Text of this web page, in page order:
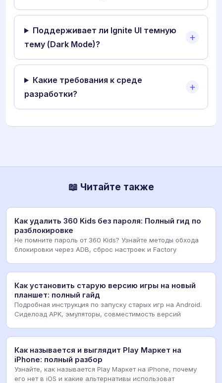
Поддерживает ли Ignite UI темную
тему (Dark Mode)?
Какие требования к среде
разработки?
📖 Читайте также
Как удалить 360 Kids без пароля: Полный гид по
разблокировке
Не помните пароль от 360 Kids? Узнайте методы обхода
блокировки через ADB, сброс настроек и Factory
Как установить старую версию игры на новый
планшет: полный гайд
Подробная инструкция по запуску старых игр на Android.
Сиделоад APK, эмуляторы, совместимость версий
Как называется и выглядит Play Маркет на
iPhone: полный разбор
Узнайте, как называется Play Маркет на iPhone, почему
его нет в iOS и какие альтернативы использоват